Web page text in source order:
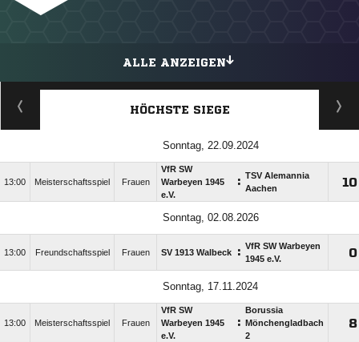
ALLE ANZEIGEN
HÖCHSTE SIEGE
Sonntag, 22.09.2024
13:00 Meisterschaftsspiel Frauen
VfR SW
Warbeyen 1945
e.V.
: TSV Alemannia
Aachen

Sonntag, 02.08.2026
13:00 Freundschaftsspiel Frauen SV 1913 Walbeck : VfR SW Warbeyen
1945 e.V.

Sonntag, 17.11.2024
13:00 Meisterschaftsspiel Frauen
VfR SW
Warbeyen 1945
e.V.
:
Borussia
Mönchengladbach
2
